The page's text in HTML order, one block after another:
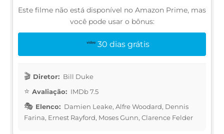
Este filme não está disponível no Amazon Prime, mas
você pode usar o bônus:
30 dias grátis
Diretor: Bill Duke
Avaliação: IMDb 7.5
Elenco: Damien Leake, Alfre Woodard, Dennis
Farina, Ernest Rayford, Moses Gunn, Clarence Felder